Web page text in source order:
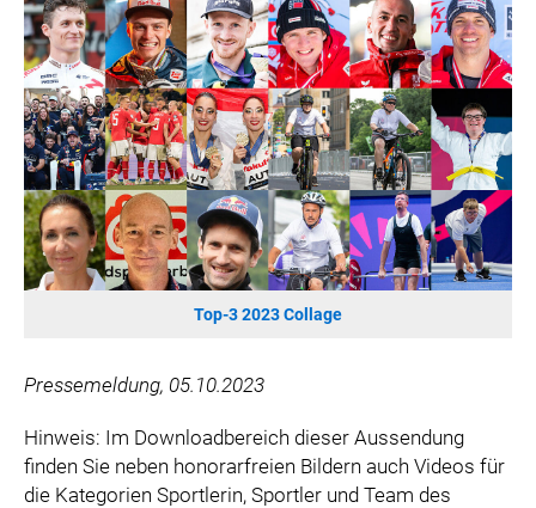
HANNERSBERG
WILHELM-EXNER-MEDAILLEN STIFTUNG
ADMIRAL SPORTWETTEN
EWP RECYCLING PFAND ÖSTERREICH
ANNEMARIE CHARITY
IMPERIAL MARKETS
TRÄGERVEREIN EINWEGPFAND
SPECIAL OLYMPICS ÖSTERREICH
LOGOS
PRESSEKONTAKT
Top-3 2023 Collage
Pressemeldung, 05.10.2023
Hinweis: Im Downloadbereich dieser Aussendung
finden Sie neben honorarfreien Bildern auch Videos für
die Kategorien Sportlerin, Sportler und Team des